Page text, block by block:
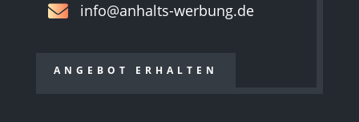
info@anhalts-werbung.de
ANGEBOT ERHALTEN